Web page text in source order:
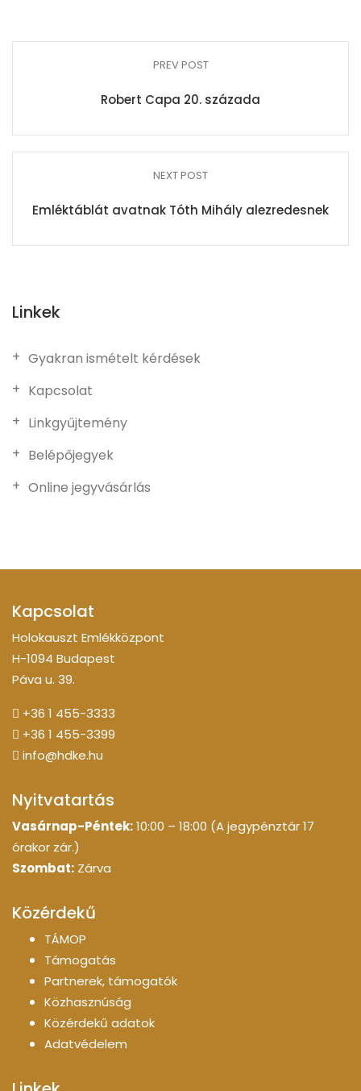
PREV POST
Robert Capa 20. százada
NEXT POST
Emléktáblát avatnak Tóth Mihály alezredesnek
Linkek
Gyakran ismételt kérdések
Kapcsolat
Linkgyűjtemény
Belépőjegyek
Online jegyvásárlás
Kapcsolat
Holokauszt Emlékközpont
H-1094 Budapest
Páva u. 39.
+36 1 455-3333
+36 1 455-3399
info@hdke.hu
Nyitvatartás
Vasárnap-Péntek:10:00 – 18:00 (A jegypénztár 17
órakor zár.)
Szombat: Zárva
Közérdekű
TÁMOP
Támogatás
Partnerek, támogatók
Közhasznúság
Közérdekű adatok
Adatvédelem